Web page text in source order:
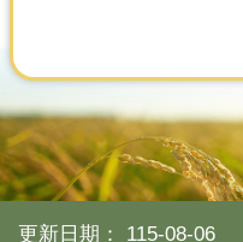
更新日期： 115-08-06